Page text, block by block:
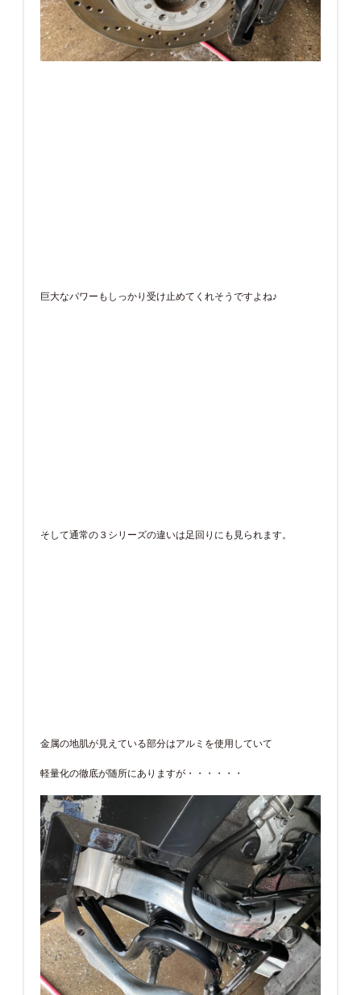
巨大なパワーもしっかり受け止めてくれそうですよね♪
そして通常の３シリーズの違いは足回りにも見られます。
金属の地肌が見えている部分はアルミを使用していて
軽量化の徹底が随所にありますが・・・・・・